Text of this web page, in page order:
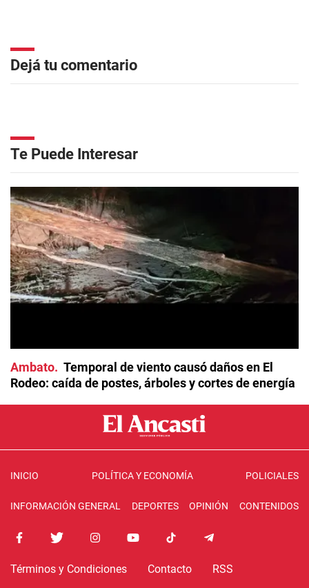
Dejá tu comentario
Te Puede Interesar
Ambato
Temporal de viento causó daños en El
Rodeo: caída de postes, árboles y cortes de energía
INICIO POLÍTICA Y ECONOMÍA POLICIALES
INFORMACIÓN GENERAL DEPORTES OPINIÓN CONTENIDOS
Términos y Condiciones Contacto RSS